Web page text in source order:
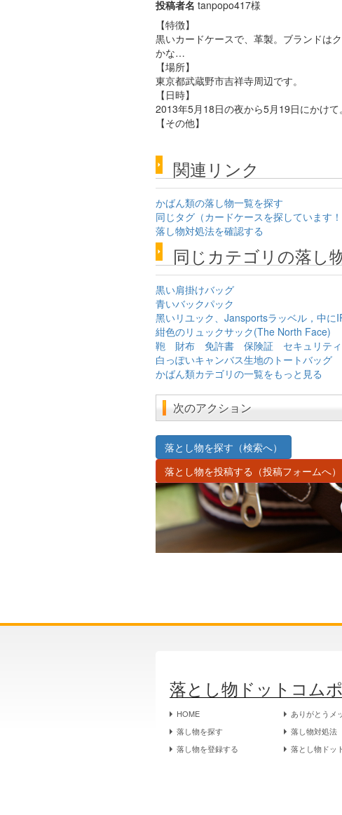
投稿者名 tanpopo417様
【特徴】
黒いカードケースで、革製。ブランドは
かな…
【場所】
東京都武蔵野市吉祥寺周辺です。
【日時】
2013年5月18日の夜から5月19日にかけて。
【その他】
関連リンク
かばん類の落し物一覧を探す
同じタグ（カードケースを探しています
落し物対処法を確認する
同じカテゴリの落し
黒い肩掛けバッグ
青いバックパック
黑いリユック、Jansportsラッベル，中に
紺色のリュックサック(The North Face)
鞄 財布 免許書 保険証 セキュリティ
白っぽいキャンバス生地のトートバッグ
かばん類カテゴリの一覧をもっと見る
次のアクション
落とし物を探す（検索へ）
落とし物を投稿する（投稿フォームへ）
落とし物ドットコム
HOME
落し物を探す
落し物を登録する
ありがとうメ
落し物対処法
落とし物ドッ